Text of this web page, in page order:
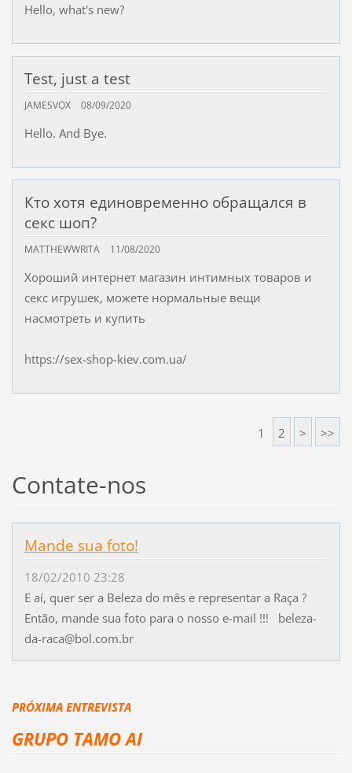
Hello, what's new?
Test, just a test
JAMESVOX 08/09/2020
Hello. And Bye.
Кто хотя единовременно обращался в
секс шоп?
MATTHEWWRITA 11/08/2020
Хороший интернет магазин интимных товаров и
секс игрушек, можете нормальные вещи
насмотреть и купить
https://sex-shop-kiev.com.ua/
1 2 > >>
Contate-nos
Mande sua foto!
18/02/2010 23:28
E aí, quer ser a Beleza do mês e representar a Raça ?
Então, mande sua foto para o nosso e-mail !!! beleza-
da-raca@bol.com.br
PRÓXIMA ENTREVISTA
GRUPO TAMO AI